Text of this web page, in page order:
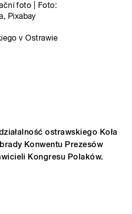
foto | Foto:
Pixabay
v Ostrawie
ostrawskiego Koła
Konwentu Prezesów
Kongresu Polaków.